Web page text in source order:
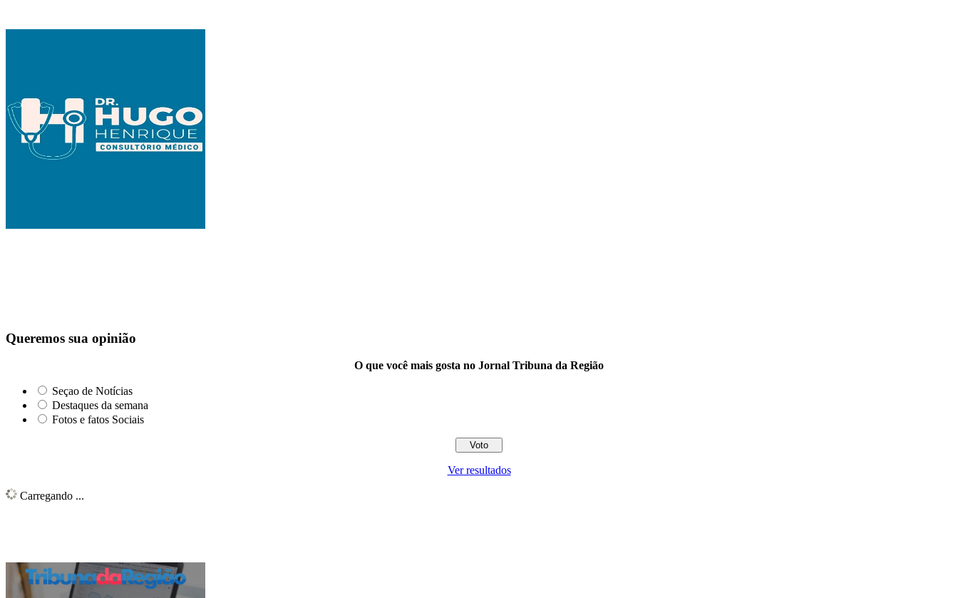
Queremos sua opinião
O que você mais gosta no Jornal Tribuna da Região
Seçao de Notícias
Destaques da semana
Fotos e fatos Sociais
Ver resultados
Carregando ...